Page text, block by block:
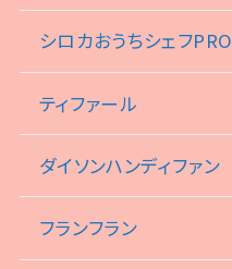
シロカおうちシェフPRO
ティファール
ダイソンハンディファン
フランフラン